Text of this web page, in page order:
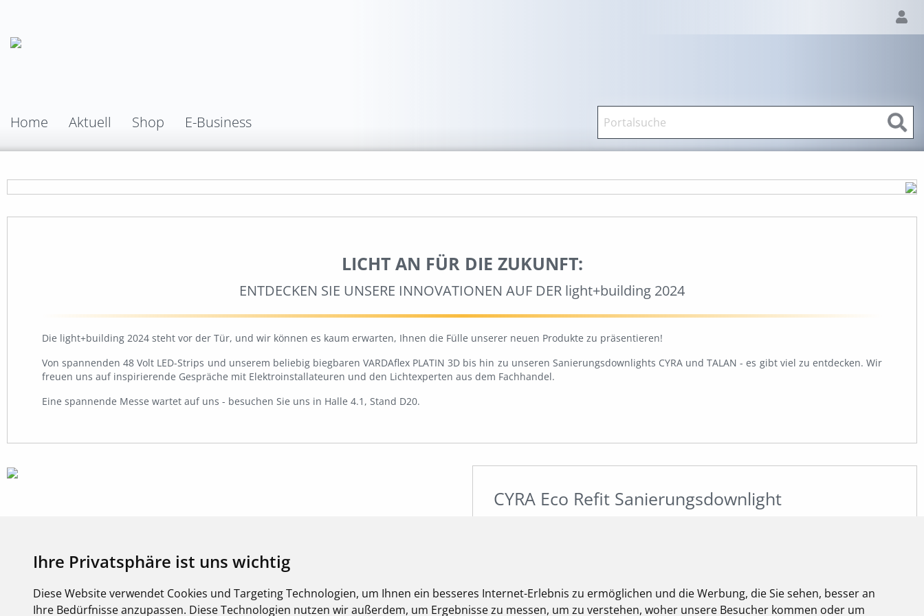
Ihre Privatsphäre ist uns wichtig
Diese Website verwendet Cookies und Targeting Technologien, um Ihnen ein besseres Internet-Erlebnis zu ermöglichen und die Werbung, die Sie sehen, besser an
Ihre Bedürfnisse anzupassen. Diese Technologien nutzen wir außerdem, um Ergebnisse zu messen, um zu verstehen, woher unsere Besucher kommen oder um
Home Aktuell Shop E-Business
LICHT AN FÜR DIE ZUKUNFT:
ENTDECKEN SIE UNSERE INNOVATIONEN AUF DER light+building 2024
Die light+building 2024 steht vor der Tür, und wir können es kaum erwarten, Ihnen die Fülle unserer neuen Produkte zu präsentieren!
Von spannenden 48 Volt LED-Strips und unserem beliebig biegbaren VARDAflex PLATIN 3D bis hin zu unseren Sanierungsdownlights CYRA und TALAN - es gibt viel zu entdecken. Wir
freuen uns auf inspirierende Gespräche mit Elektroinstallateuren und den Lichtexperten aus dem Fachhandel.
Eine spannende Messe wartet auf uns - besuchen Sie uns in Halle 4.1, Stand D20.
CYRA Eco Refit Sanierungsdownlight
Handel genommen.